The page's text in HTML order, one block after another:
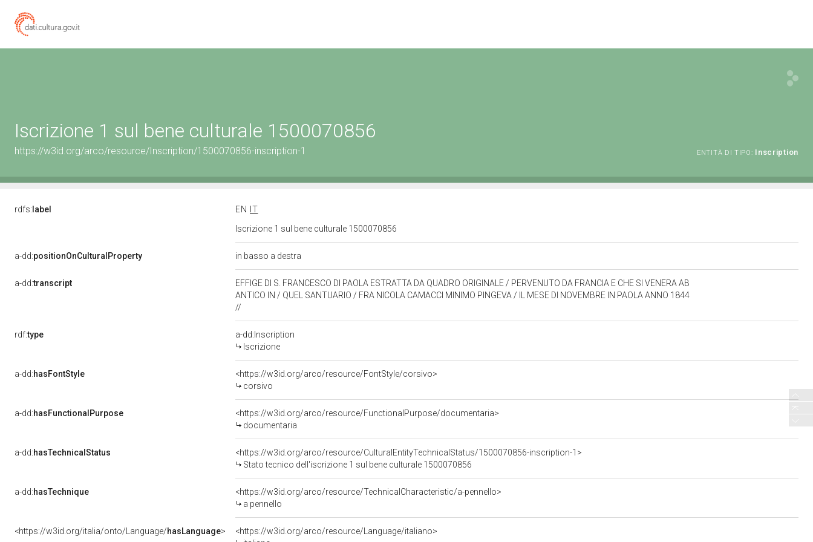
Iscrizione 1 sul bene culturale 1500070856
https://w3id.org/arco/resource/Inscription/1500070856-inscription-1 ENTITÀ DI TIPO: Inscription
rdfs: label EN
IT
Iscrizione 1 sul bene culturale 1500070856
a-dd:positionOnCulturalProperty in basso a destra
a-dd:transcript
EFFIGE DI S. FRANCESCO DI PAOLA ESTRATTA DA QUADRO ORIGINALE / PERVENUTO DA FRANCIA E CHE SI VENERA AB
ANTICO IN / QUEL SANTUARIO / FRA NICOLA CAMACCI MINIMO PINGEVA / IL MESE DI NOVEMBRE IN PAOLA ANNO 1844
//
rdf:type
a-dd:Inscription
Iscrizione
a-dd:hasFontStyle
<https://w3id.org/arco/resource/FontStyle/corsivo>
corsivo
a-dd:hasFunctionalPurpose
<https://w3id.org/arco/resource/FunctionalPurpose/documentaria>
documentaria
a-dd:hasTechnicalStatus
<https://w3id.org/arco/resource/CulturalEntityTechnicalStatus/1500070856-inscription-1>
Stato tecnico dell'iscrizione 1 sul bene culturale 1500070856
a-dd:hasTechnique
<https://w3id.org/arco/resource/TechnicalCharacteristic/a-pennello>
a pennello
<https://w3id.org/italia/onto/Language/hasLanguage>
<https://w3id.org/arco/resource/Language/italiano>